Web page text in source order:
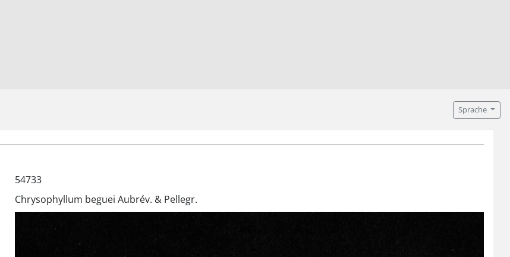
Sprache
54733
Chrysophyllum beguei Aubrév. & Pellegr.